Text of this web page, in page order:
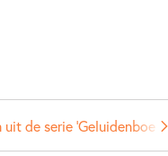
uit de serie